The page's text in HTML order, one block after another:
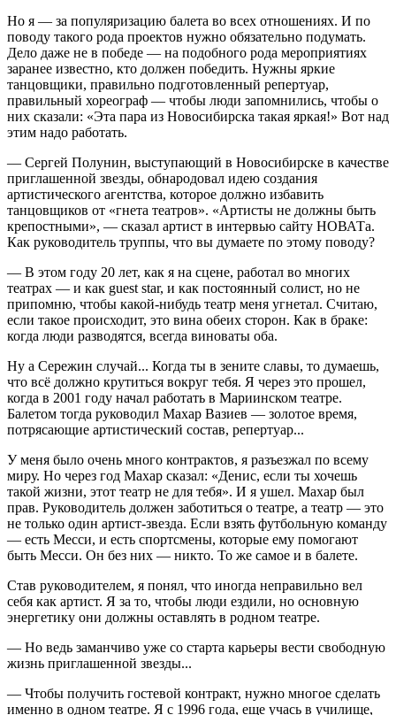
Но я — за популяризацию балета во всех отношениях. И по
поводу такого рода проектов нужно обязательно подумать.
Дело даже не в победе — на подобного рода мероприятиях
заранее известно, кто должен победить. Нужны яркие
танцовщики, правильно подготовленный репертуар,
правильный хореограф — чтобы люди запомнились, чтобы о
них сказали: «Эта пара из Новосибирска такая яркая!» Вот над
этим надо работать.
— Сергей Полунин, выступающий в Новосибирске в качестве
приглашенной звезды, обнародовал идею создания
артистического агентства, которое должно избавить
танцовщиков от «гнета театров». «Артисты не должны быть
крепостными», — сказал артист в интервью сайту НОВАТа.
Как руководитель труппы, что вы думаете по этому поводу?
— В этом году 20 лет, как я на сцене, работал во многих
театрах — и как guest star, и как постоянный солист, но не
припомню, чтобы какой-нибудь театр меня угнетал. Считаю,
если такое происходит, это вина обеих сторон. Как в браке:
когда люди разводятся, всегда виноваты оба.
Ну а Сережин случай... Когда ты в зените славы, то думаешь,
что всё должно крутиться вокруг тебя. Я через это прошел,
когда в 2001 году начал работать в Мариинском театре.
Балетом тогда руководил Махар Вазиев — золотое время,
потрясающие артистический состав, репертуар...
У меня было очень много контрактов, я разъезжал по всему
миру. Но через год Махар сказал: «Денис, если ты хочешь
такой жизни, этот театр не для тебя». И я ушел. Махар был
прав. Руководитель должен заботиться о театре, а театр — это
не только один артист-звезда. Если взять футбольную команду
— есть Месси, и есть спортсмены, которые ему помогают
быть Месси. Он без них — никто. То же самое и в балете.
Став руководителем, я понял, что иногда неправильно вел
себя как артист. Я за то, чтобы люди ездили, но основную
энергетику они должны оставлять в родном театре.
— Но ведь заманчиво уже со старта карьеры вести свободную
жизнь приглашенной звезды...
— Чтобы получить гостевой контракт, нужно многое сделать
именно в одном театре. Я с 1996 года, еще учась в училище,